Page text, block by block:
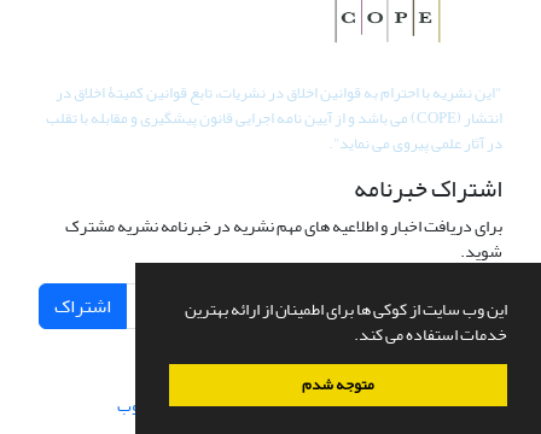
این وب سایت از کوکی ها برای اطمینان از ارائه بهترین
خدمات استفاده می کند.
متوجه شدم
"این نشریه با احترام به قوانین اخلاق در نشریات، تابع قوانین کمیتۀ اخلاق در
انتشار (COPE) می باشد و از آیین نامه اجرایی قانون پیشگیری و مقابله با تقلب
در آثار علمی پیروی می نماید".
اشتراک خبرنامه
برای دریافت اخبار و اطلاعیه های مهم نشریه در خبرنامه نشریه مشترک
شوید.
اشتراک
سامانه مدیریت نشریات علمی.طراحی و پیاده سازی از سیناوب